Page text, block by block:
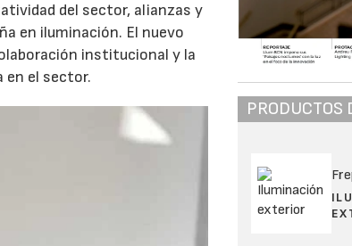
del sector, alianzas y
en iluminación. El nuevo
institucional y la
en el sector.
PRODUCTOS